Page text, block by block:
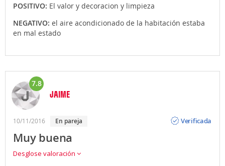
POSITIVO: El valor y decoracion y limpieza
NEGATIVO: el aire acondicionado de la habitación estaba
en mal estado
7.8
JAIME
10/11/2016 en pareja
Verificada
Muy buena
Desglose valoración